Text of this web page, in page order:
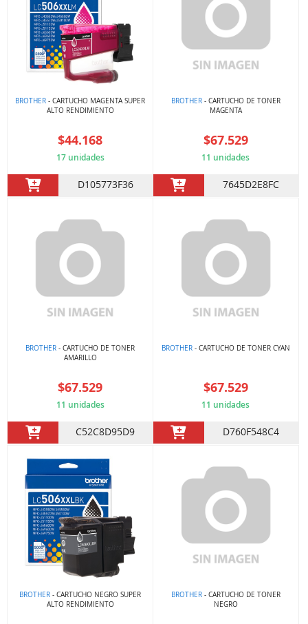
BROTHER - CARTUCHO MAGENTA SUPER
ALTO RENDIMIENTO
$44.168
17 unidades
D105773F36
BROTHER- CARTUCHO DE TONER
MAGENTA
$67.529
11 unidades
7645D2E8FC
BROTHER - CARTUCHO DE TONER
AMARILLO
$67.529
11 unidades
C52C8D95D9
BROTHER- CARTUCHO DE TONER CYAN
$67.529
11 unidades
D760F548C4
BROTHER - CARTUCHO NEGRO SUPER
ALTO RENDIMIENTO
BROTHER- CARTUCHO DE TONER
NEGRO